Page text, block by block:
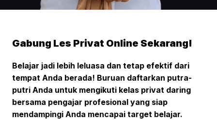
Gabung Les Privat Online Sekarang!
Belajar jadi lebih leluasa dan tetap efektif dari
tempat Anda berada! Buruan daftarkan putra-
putri Anda untuk mengikuti kelas privat daring
bersama pengajar profesional yang siap
mendampingi Anda mencapai target belajar.